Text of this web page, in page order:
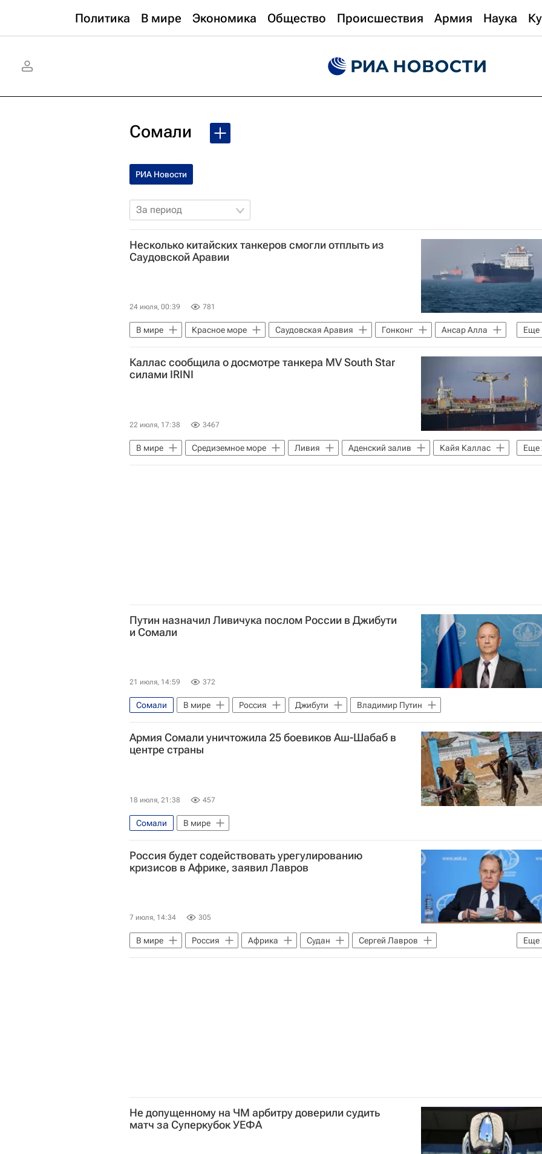
Политика В мире Экономика Общество Происшествия Армия Наука
Сомали
РИА Новости
За период
Несколько китайских танкеров смогли отплыть из
Саудовской Аравии
24 июля, 00:39 781
Еще
В мире Красное море Саудовская Аравия Гонконг
Ансар Алла
Военная операция США и Израиля против Ирана
Каллас сообщила о досмотре танкера MV South Star
силами IRINI
22 июля, 17:38 3467
Еще
В мире Средиземное море Ливия Аденский залив
Кайя Каллас
Евросоюз
ООН
Путин назначил Ливичука послом России в Джибути
и Сомали
21 июля, 14:59 372
Сомали В мире Россия Джибути Владимир Путин
Армия Сомали уничтожила 25 боевиков Аш-Шабаб в
центре страны
18 июля, 21:38 457
Сомали В мире
Россия будет содействовать урегулированию
кризисов в Африке, заявил Лавров
7 июля, 14:34 305
Еще
В мире Россия Африка Судан
Сергей Лавров
Африканский союз
ООН
Не допущенному на ЧМ арбитру доверили судить
матч за Суперкубок УЕФА